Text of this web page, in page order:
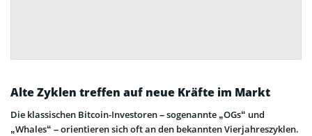
Alte Zyklen treffen auf neue Kräfte im Markt
Die klassischen Bitcoin-Investoren – sogenannte „OGs“ und
„Whales“ – orientieren sich oft an den bekannten Vierjahreszyklen.